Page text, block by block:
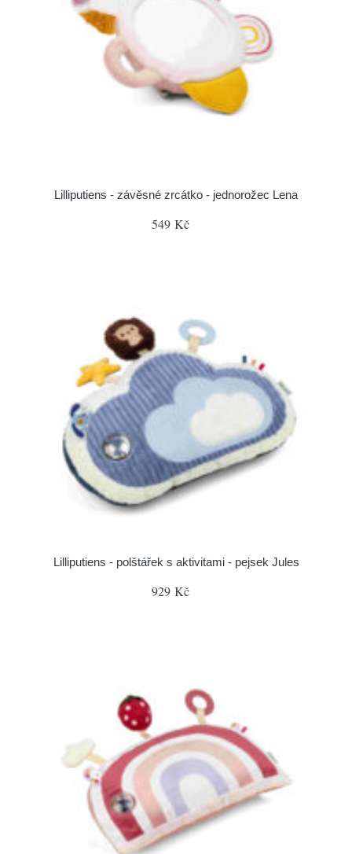
Lilliputiens - závěsné zrcátko - jednorožec Lena
549 Kč
Lilliputiens - polštářek s aktivitami - pejsek Jules
929 Kč